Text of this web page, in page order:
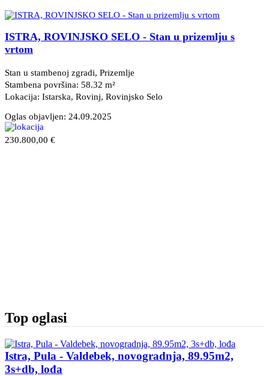
ISTRA, ROVINJSKO SELO - Stan u prizemlju s
vrtom
Stan u stambenoj zgradi, Prizemlje
Stambena površina: 58.32 m²
Lokacija: Istarska, Rovinj, Rovinjsko Selo
Oglas objavljen: 24.09.2025
230.800,00 €
Top oglasi
Istra, Pula - Valdebek, novogradnja, 89.95m2,
3s+db, lođa